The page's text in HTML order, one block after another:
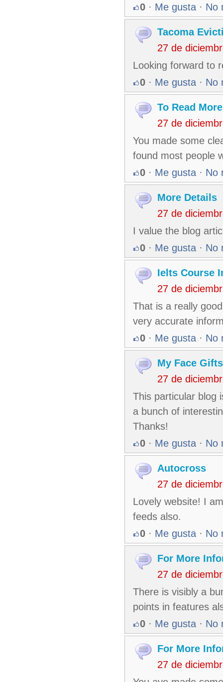
0 · Me gusta · No
Tacoma
27 de
Looking forward to
0 · Me gusta · No
To Read More
27 de
You made some
found most people
0 · Me gusta · No
More Details
27 de
I value the blog
0 · Me gusta · No
Ielts Course
27 de
That is a really
very accurate
0 · Me gusta · No
My Face Gifts
27 de
This particular blog
a bunch of
Thanks!
0 · Me gusta · No
Autocross
27 de
Lovely website! I
feeds also.
0 · Me gusta · No
For More
27 de
There is visibly a
points in features
0 · Me gusta · No
For More
27 de